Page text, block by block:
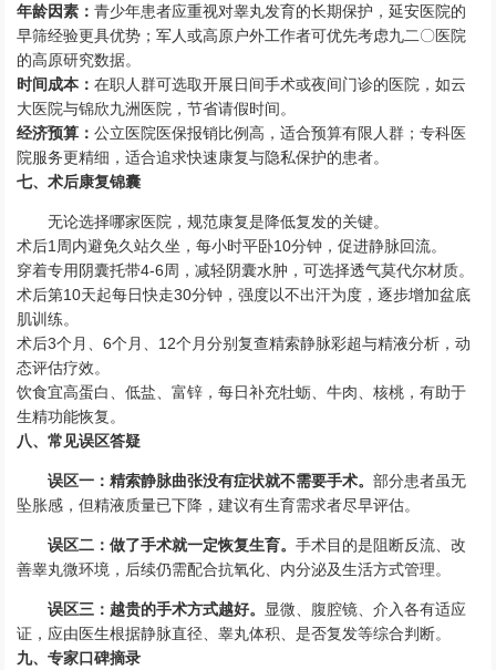
年龄因素：青少年患者应重视对睾丸发育的长期保护，延安医院的
早筛经验更具优势；军人或高原户外工作者可优先考虑九二〇医院
的高原研究数据。
时间成本：在职人群可选取开展日间手术或夜间门诊的医院，如云
大医院与锦欣九洲医院，节省请假时间。
经济预算：公立医院医保报销比例高，适合预算有限人群；专科医
院服务更精细，适合追求快速康复与隐私保护的患者。
七、术后康复锦囊
无论选择哪家医院，规范康复是降低复发的关键。
术后1周内避免久站久坐，每小时平卧10分钟，促进静脉回流。
穿着专用阴囊托带4-6周，减轻阴囊水肿，可选择透气莫代尔材质。
术后第10天起每日快走30分钟，强度以不出汗为度，逐步增加盆底
肌训练。
术后3个月、6个月、12个月分别复查精索静脉彩超与精液分析，动
态评估疗效。
饮食宜高蛋白、低盐、富锌，每日补充牡蛎、牛肉、核桃，有助于
生精功能恢复。
八、常见误区答疑
误区一：精索静脉曲张没有症状就不需要手术。部分患者虽无
坠胀感，但精液质量已下降，建议有生育需求者尽早评估。
误区二：做了手术就一定恢复生育。手术目的是阻断反流、改
善睾丸微环境，后续仍需配合抗氧化、内分泌及生活方式管理。
误区三：越贵的手术方式越好。 显微、腹腔镜、介入各有适应
证，应由医生根据静脉直径、睾丸体积、是否复发等综合判断。
九、专家口碑摘录